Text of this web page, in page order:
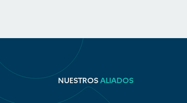
NUESTROS ALIADOS